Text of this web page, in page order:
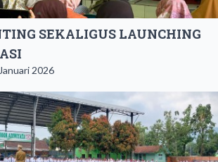
SEKALIGUS LAUNCHING
2026